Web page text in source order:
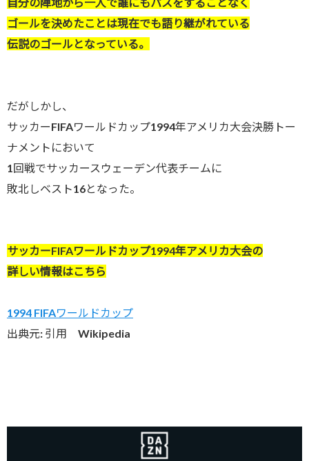
ゴールを決めたことは現在でも語り継がれている
伝説のゴールとなっている。
だがしかし、
サッカーFIFAワールドカップ1994年アメリカ大会決勝トー
ナメントにおいて
1回戦でサッカースウェーデン代表チームに
敗北しベスト16となった。
サッカーFIFAワールドカップ1994年アメリカ大会の
詳しい情報はこちら
1994 FIFAワールドカップ
出典元: 引用 Wikipedia